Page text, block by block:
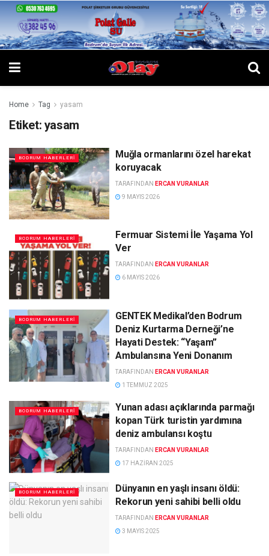
Home Tag yasam
Etiket: yasam
BODRUM HABERLERI
Muğla ormanlarını özel harekat
koruyacak
TARAFINDAN ERCAN VURANLAR
9 MAYIS 2026
BODRUM HABERLERI
Fermuar Sistemi İle Yaşama Yol
Ver
TARAFINDAN ERCAN VURANLAR
6 MAYIS 2026
BODRUM HABERLERI
GENTEK Medikal’den Bodrum
Deniz Kurtarma Derneği’ne
Hayati Destek: “Yaşam”
Ambulansına Yeni Donanım
TARAFINDAN ERCAN VURANLAR
1 TEMMUZ 2025
BODRUM HABERLERI
Yunan adası açıklarında parmağı
kopan Türk turistin yardımına
deniz ambulansı koştu
TARAFINDAN ERCAN VURANLAR
17 HAZIRAN 2025
BODRUM HABERLERI
Dünyanın en yaşlı insanı öldü:
Rekorun yeni sahibi belli oldu
TARAFINDAN ERCAN VURANLAR
3 MAYIS 2025